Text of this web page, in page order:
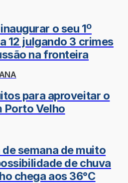
o seu 1º
12 julgando 3 crimes
na fronteira
para aproveitar o
Porto Velho
semana de muito
de chuva
chega aos 36°C